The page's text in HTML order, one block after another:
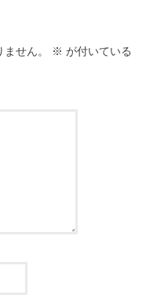
せん。 ※ が付いている